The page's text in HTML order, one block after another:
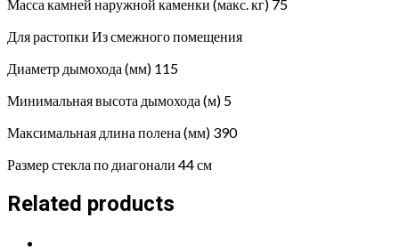
Масса камней наружной каменки (макс. кг) 75
Для растопки Из смежного помещения
Диаметр дымохода (мм) 115
Минимальная высота дымохода (м) 5
Максимальная длина полена (мм) 390
Размер стекла по диагонали 44 см
Related products